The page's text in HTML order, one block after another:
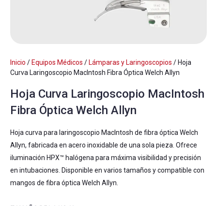
Inicio /Equipos Médicos /Lámparas y Laringoscopios / Hoja
Curva Laringoscopio MacIntosh Fibra Óptica Welch Allyn
Hoja Curva Laringoscopio MacIntosh
Fibra Óptica Welch Allyn
Hoja curva para laringoscopio MacIntosh de fibra óptica Welch
Allyn, fabricada en acero inoxidable de una sola pieza. Ofrece
iluminación HPX™ halógena para máxima visibilidad y precisión
en intubaciones. Disponible en varios tamaños y compatible con
mangos de fibra óptica Welch Allyn.